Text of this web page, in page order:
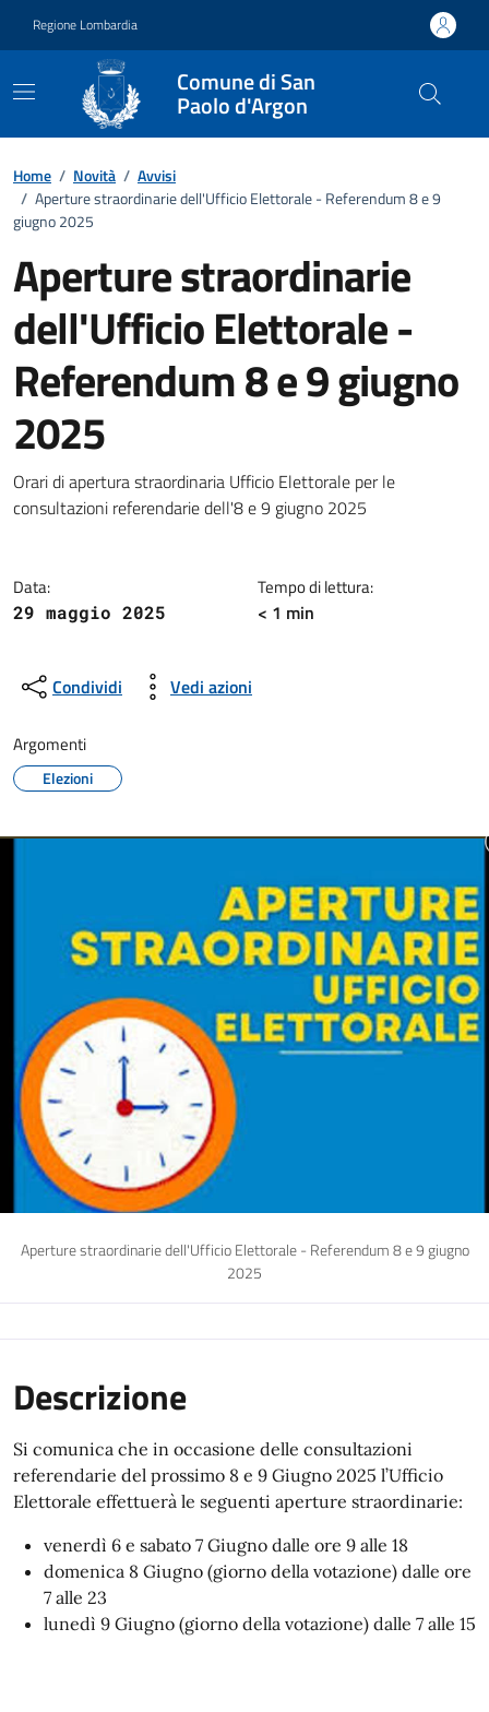
Regione Lombardia
Comune di San
Paolo d'Argon
Home / Novità / Avvisi
/ Aperture straordinarie dell'Ufficio Elettorale - Referendum 8 e 9
giugno 2025
Aperture straordinarie
dell'Ufficio Elettorale -
Referendum 8 e 9 giugno
2025
Dettagli della notizia
Orari di apertura straordinaria Ufficio Elettorale per le
consultazioni referendarie dell'8 e 9 giugno 2025
Data:
29 maggio 2025
Tempo di lettura:
< 1 min
Condividi Vedi azioni
Argomenti
Elezioni
Aperture straordinarie dell'Ufficio Elettorale - Referendum 8 e 9 giugno
2025
Descrizione
Si comunica che in occasione delle consultazioni
referendarie del prossimo 8 e 9 Giugno 2025 l’Ufficio
Elettorale effettuerà le seguenti aperture straordinarie:
venerdì 6 e sabato 7 Giugno dalle ore 9 alle 18
domenica 8 Giugno (giorno della votazione) dalle ore
7 alle 23
lunedì 9 Giugno (giorno della votazione) dalle 7 alle 15